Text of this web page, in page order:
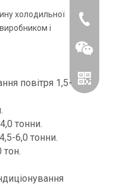
холодильної
і
повітря 1,5-
тонни.
6,0 тонни.
тон.
86-